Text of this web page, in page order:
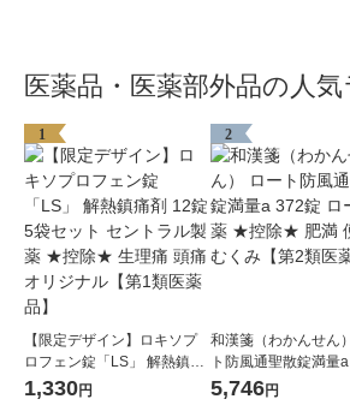
医薬品・医薬部外品の人
1
【限定デザイン】ロキソプ
ロフェン錠「LS」 解熱鎮痛
剤 12錠 5袋セット セントラ
1,330円
2
和漢箋（わかんせん
ト防風通聖散錠満量
ロート製薬 ★控除★
5,746円